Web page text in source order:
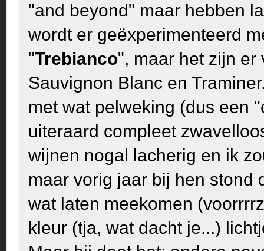
"and beyond" maar hebben
wordt er geëxperimenteerd
"Trebianco", maar het zijn er
Sauvignon Blanc en
met wat pelweking (dus een
uiteraard compleet
wijnen nogal lacherig en ik
maar vorig jaar bij hen stond
wat laten meekomen
kleur (tja, wat dacht je...)